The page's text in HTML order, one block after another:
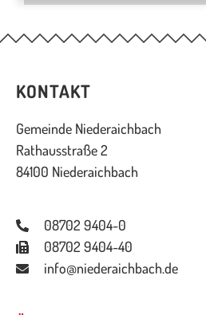
KONTAKT
Gemeinde Niederaichbach
Rathausstraße 2
84100 Niederaichbach
08702 9404-0
08702 9404-40
info@niederaichbach.de